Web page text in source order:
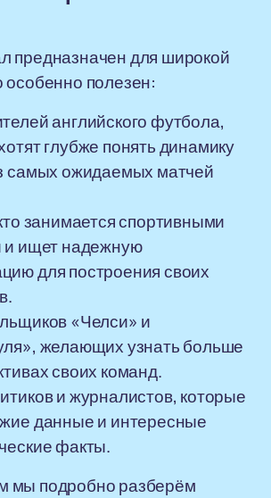
предназначен для широкой
особенно полезен:
английского футбола,
глубже понять динамику
самых ожидаемых матчей
занимается спортивными
и ищет надежную
для построения своих
«Челси» и
желающих узнать больше
своих команд.
и журналистов, которые
данные и интересные
факты.
мы подробно разберём